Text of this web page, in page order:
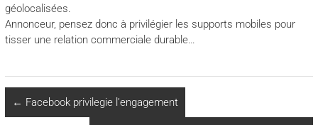
géolocalisées.
Annonceur, pensez donc à privilégier les supports mobiles pour
tisser une relation commerciale durable…
← Facebook privilegie l’engagement